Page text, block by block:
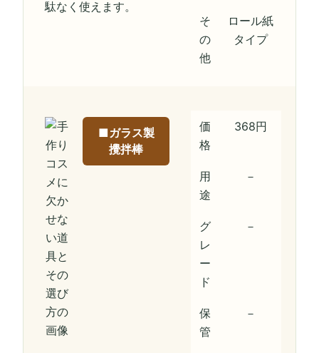
駄なく使えます。
そ
の
他
ロール紙
タイプ
■ガラス製
攪拌棒
価
格
368円
用
途
－
グ
レ
ー
ド
－
保
管
－